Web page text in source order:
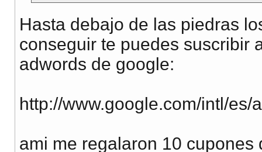
Hasta debajo de las piedras
conseguir te puedes suscribir
adwords de google:
http://www.google.com/intl/
ami me regalaron 10